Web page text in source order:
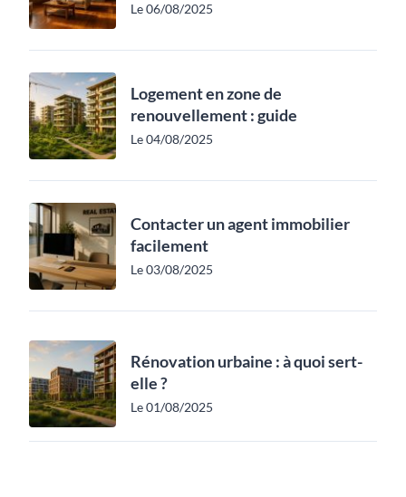
Le 06/08/2025
Logement en zone de
renouvellement : guide
Le 04/08/2025
Contacter un agent immobilier
facilement
Le 03/08/2025
Rénovation urbaine : à quoi sert-
elle ?
Le 01/08/2025